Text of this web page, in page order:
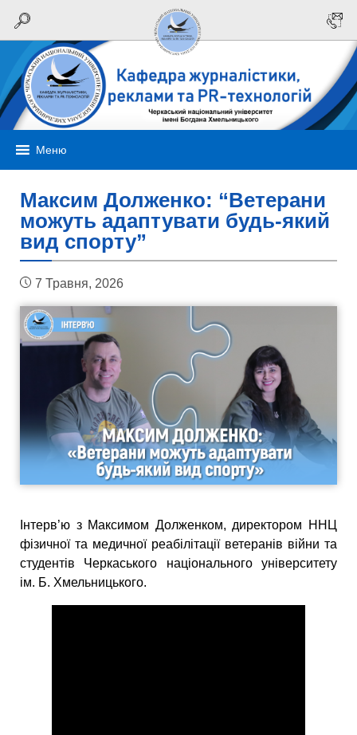
Меню
Максим Долженко: “Ветерани
можуть адаптувати будь-який
вид спорту”
7 Травня, 2026
Інтерв’ю з Максимом Долженком, директором ННЦ
фізичної та медичної реабілітації ветеранів війни та
студентів Черкаського національного університету
ім. Б. Хмельницького.